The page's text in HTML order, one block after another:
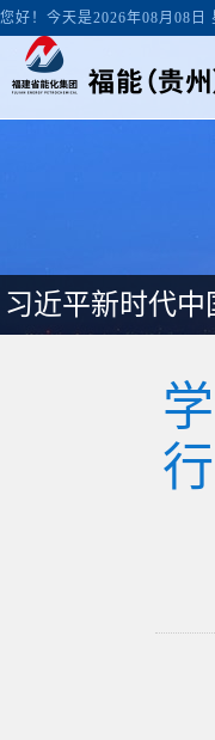
您好！今天是2026年08月08日
习近平新时代中